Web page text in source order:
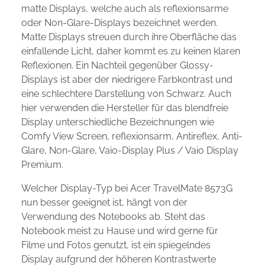
matte Displays, welche auch als reflexionsarme
oder Non-Glare-Displays bezeichnet werden.
Matte Displays streuen durch ihre Oberfläche das
einfallende Licht, daher kommt es zu keinen klaren
Reflexionen. Ein Nachteil gegenüber Glossy-
Displays ist aber der niedrigere Farbkontrast und
eine schlechtere Darstellung von Schwarz. Auch
hier verwenden die Hersteller für das blendfreie
Display unterschiedliche Bezeichnungen wie
Comfy View Screen, reflexionsarm, Antireflex, Anti-
Glare, Non-Glare, Vaio-Display Plus / Vaio Display
Premium.
Welcher Display-Typ bei Acer TravelMate 8573G
nun besser geeignet ist, hängt von der
Verwendung des Notebooks ab. Steht das
Notebook meist zu Hause und wird gerne für
Filme und Fotos genutzt, ist ein spiegelndes
Display aufgrund der höheren Kontrastwerte